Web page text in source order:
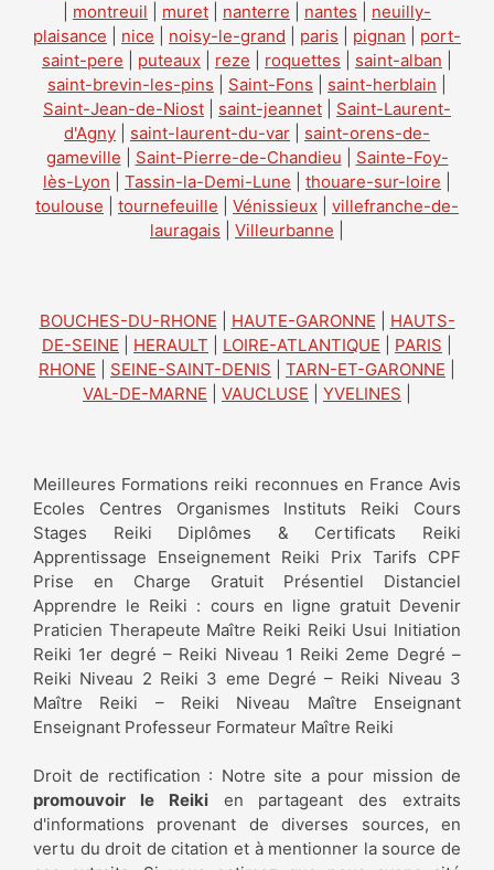
montreuil muret nanterre nantes
neuilly-
plaisance
nice noisy-le-grand paris pignan
port-
saint-pere
puteaux reze roquettes saint-alban
saint-brevin-les-pins
Saint-Fons saint-herblain
Saint-Jean-de-Niost
saint-jeannet
Saint-Laurent-
d'Agny
saint-laurent-du-var
saint-orens-de-
gameville
Saint-Pierre-de-Chandieu
Sainte-Foy-
lès-Lyon
Tassin-la-Demi-Lune thouare-sur-loire
toulouse
tournefeuille Vénissieux
villefranche-de-
lauragais
Villeurbanne
BOUCHES-DU-RHONE HAUTE-GARONNE
HAUTS-
DE-SEINE
HERAULT LOIRE-ATLANTIQUE PARIS
RHONE
SEINE-SAINT-DENIS TARN-ET-GARONNE
VAL-DE-MARNE
VAUCLUSE YVELINES
Meilleures Formations reiki reconnues en France Avis
Ecoles Centres Organismes Instituts Reiki Cours
Stages Reiki Diplômes & Certificats Reiki
Apprentissage Enseignement Reiki Prix Tarifs CPF
Prise en Charge Gratuit Présentiel Distanciel
Apprendre le Reiki : cours en ligne gratuit Devenir
Praticien Therapeute Maître Reiki Reiki Usui Initiation
Reiki 1er degré – Reiki Niveau 1 Reiki 2eme Degré –
Reiki Niveau 2 Reiki 3 eme Degré – Reiki Niveau 3
Maître Reiki – Reiki Niveau Maître Enseignant
Enseignant Professeur Formateur Maître Reiki
Droit de rectification : Notre site a pour mission de
promouvoir le Reikien partageant des extraits
d'informations provenant de diverses sources, en
vertu du droit de citation et à mentionner la source de